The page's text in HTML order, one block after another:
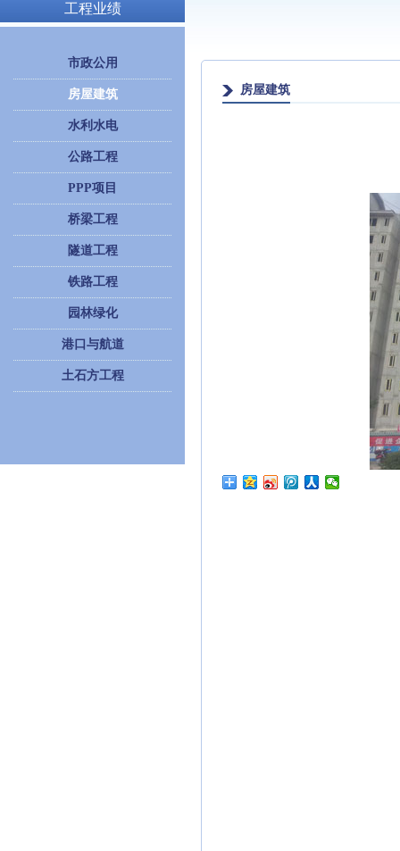
工程业绩
市政公用
房屋建筑
水利水电
公路工程
PPP项目
桥梁工程
隧道工程
铁路工程
园林绿化
港口与航道
土石方工程
房屋建筑